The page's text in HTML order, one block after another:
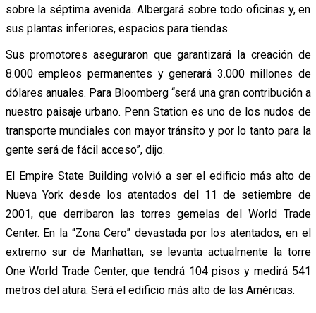
sobre la séptima avenida. Albergará sobre todo oficinas y, en
sus plantas inferiores, espacios para tiendas.
Sus promotores aseguraron que garantizará la creación de
8.000 empleos permanentes y generará 3.000 millones de
dólares anuales. Para Bloomberg “será una gran contribución a
nuestro paisaje urbano. Penn Station es uno de los nudos de
transporte mundiales con mayor tránsito y por lo tanto para la
gente será de fácil acceso”, dijo.
El Empire State Building volvió a ser el edificio más alto de
Nueva York desde los atentados del 11 de setiembre de
2001, que derribaron las torres gemelas del World Trade
Center. En la “Zona Cero” devastada por los atentados, en el
extremo sur de Manhattan, se levanta actualmente la torre
One World Trade Center, que tendrá 104 pisos y medirá 541
metros del atura. Será el edificio más alto de las Américas.